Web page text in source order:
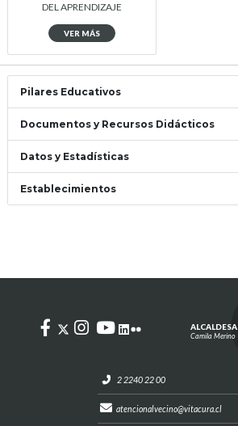
DEL APRENDIZAJE
VER MÁS
Pilares Educativos
Documentos y Recursos Didácticos
Datos y Estadísticas
Establecimientos
2 2240 22 00
atencionalvecino@vitacura.cl
ALCALDESA
Camila Merino